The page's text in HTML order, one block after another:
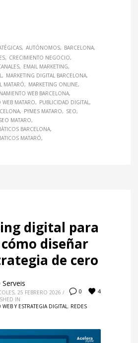
AUTÓNOMOS
BARCELONA
CRECIMIENTO NEGOCIO
EMAIL MARKETING
MARKETING DIGITAL BARCELONA
MATARÓ
MARKETING ONLINE
WEB BARCELONA
MATARO
PUBLICIDAD DIGITAL
PYMES MATARO
SEO
MATARO
BARCELONA
MATARÓ
digital para
diseñar
de cero
0 4
Serveis
25 FEBRERO 2026 /
IN
Y ESTRATEGIA DIGITAL , REDES